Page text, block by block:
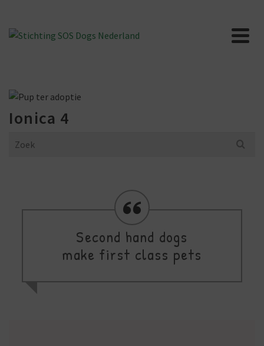
Ionica 4
Search
Second hand dogs
make first class pets